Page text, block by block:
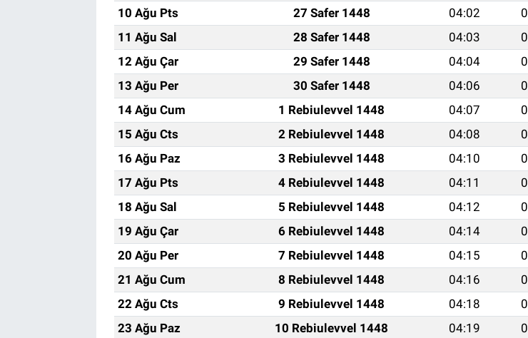
10 Ağu Pts
27 Safer 1448 04:02
11 Ağu Sal
28 Safer 1448 04:03
12 Ağu Çar
29 Safer 1448 04:04
13 Ağu Per
30 Safer 1448 04:06
14 Ağu Cum
1 Rebiulevvel 1448 04:07
15 Ağu Cts
2 Rebiulevvel 1448 04:08
16 Ağu Paz
3 Rebiulevvel 1448 04:10
17 Ağu Pts
4 Rebiulevvel 1448 04:11
18 Ağu Sal
5 Rebiulevvel 1448 04:12
19 Ağu Çar
6 Rebiulevvel 1448 04:14
20 Ağu Per
7 Rebiulevvel 1448 04:15
21 Ağu Cum
8 Rebiulevvel 1448 04:16
22 Ağu Cts
9 Rebiulevvel 1448 04:18
23 Ağu Paz
10 Rebiulevvel 1448 04:19